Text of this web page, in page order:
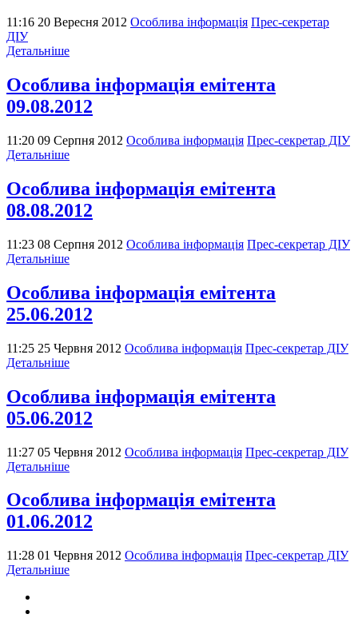
11:16 20 Вересня 2012 Особлива інформація Прес-секретар
ДІУ
Детальніше
Особлива інформація емітента
09.08.2012
11:20 09 Серпня 2012 Особлива інформація Прес-секретар ДІУ
Детальніше
Особлива інформація емітента
08.08.2012
11:23 08 Серпня 2012 Особлива інформація Прес-секретар ДІУ
Детальніше
Особлива інформація емітента
25.06.2012
11:25 25 Червня 2012 Особлива інформація Прес-секретар ДІУ
Детальніше
Особлива інформація емітента
05.06.2012
11:27 05 Червня 2012 Особлива інформація Прес-секретар ДІУ
Детальніше
Особлива інформація емітента
01.06.2012
11:28 01 Червня 2012 Особлива інформація Прес-секретар ДІУ
Детальніше